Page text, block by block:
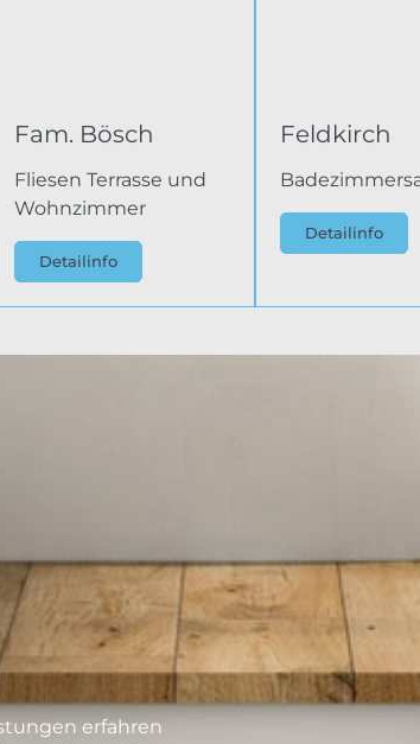
Fam. Bösch
Fliesen Terrasse und
Wohnzimmer
Detailinfo
Feldkirch
Detailinfo
erfahren